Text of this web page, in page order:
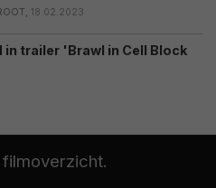
18.02.2023
trailer 'Brawl in Cell Block